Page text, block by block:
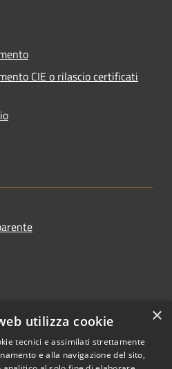
CIE o rilascio certificati
×
utilizza cookie
tecnici e assimilati strettamente
e alla navigazione del sito,